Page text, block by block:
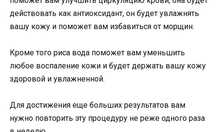
действовать как антиоксидант, он будет увлажнять
вашу кожу и поможет вам избавиться от морщин.
Кроме того риса вода поможет вам уменьшить
любое воспаление кожи и будет держать вашу кожу
здоровой и увлажненной.
Для достижения еще больших результатов вам
нужно повторить эту процедуру не реже одного раза